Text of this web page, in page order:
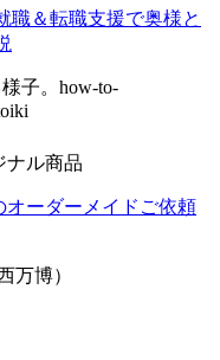
職＆転職支援で奥様と
ナル商品
オーダーメイドご依頼